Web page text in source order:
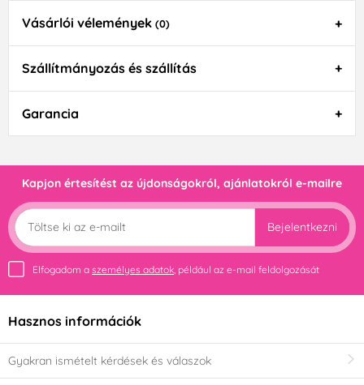
Vásárlói vélemények (0)
Szállítmányozás és szállítás
Garancia
Kapjon értesítést az újdonságokról, ajánlatokról e-mailre
Bejelentkezni
Elfogadom a személyes adatok , például az e-mail feldolgozását
Hasznos információk
Gyakran ismételt kérdések és válaszok